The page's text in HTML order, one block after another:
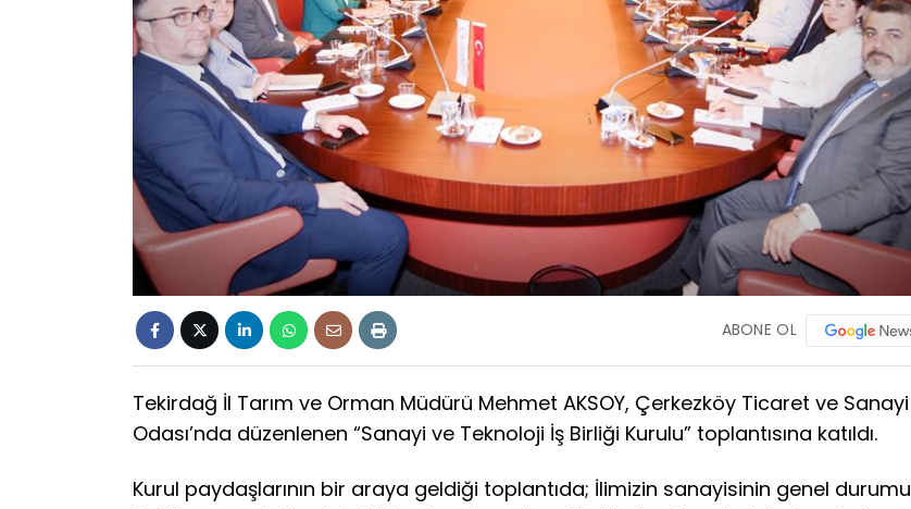
ABONE OL
​Tekirdağ İl Tarım ve Orman Müdürü Mehmet AKSOY, Çerkezköy Ticaret ve Sanayi
Odası’nda düzenlenen “Sanayi ve Teknoloji İş Birliği Kurulu” toplantısına katıldı.
Kurul paydaşlarının bir araya geldiği toplantıda; İlimizin sanayisinin genel durumu